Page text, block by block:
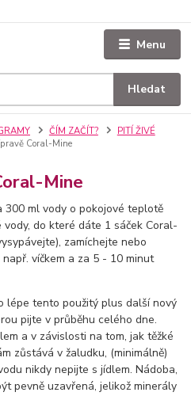
Menu
Hledat
ČÍM ZAČÍT?
PITÍ ŽIVÉ
Coral-Mine
Mine
300 ml vody o pokojové teplotě
do které dáte 1 sáček Coral-
zamíchejte nebo
víčkem a za 5 - 10 minut
lépe tento použitý plus další nový
pijte v průběhu celého dne.
a v závislosti na tom, jak těžké
zůstává v žaludku, (minimálně)
nikdy nepijte s jídlem. Nádoba,
pevně uzavřená, jelikož minerály